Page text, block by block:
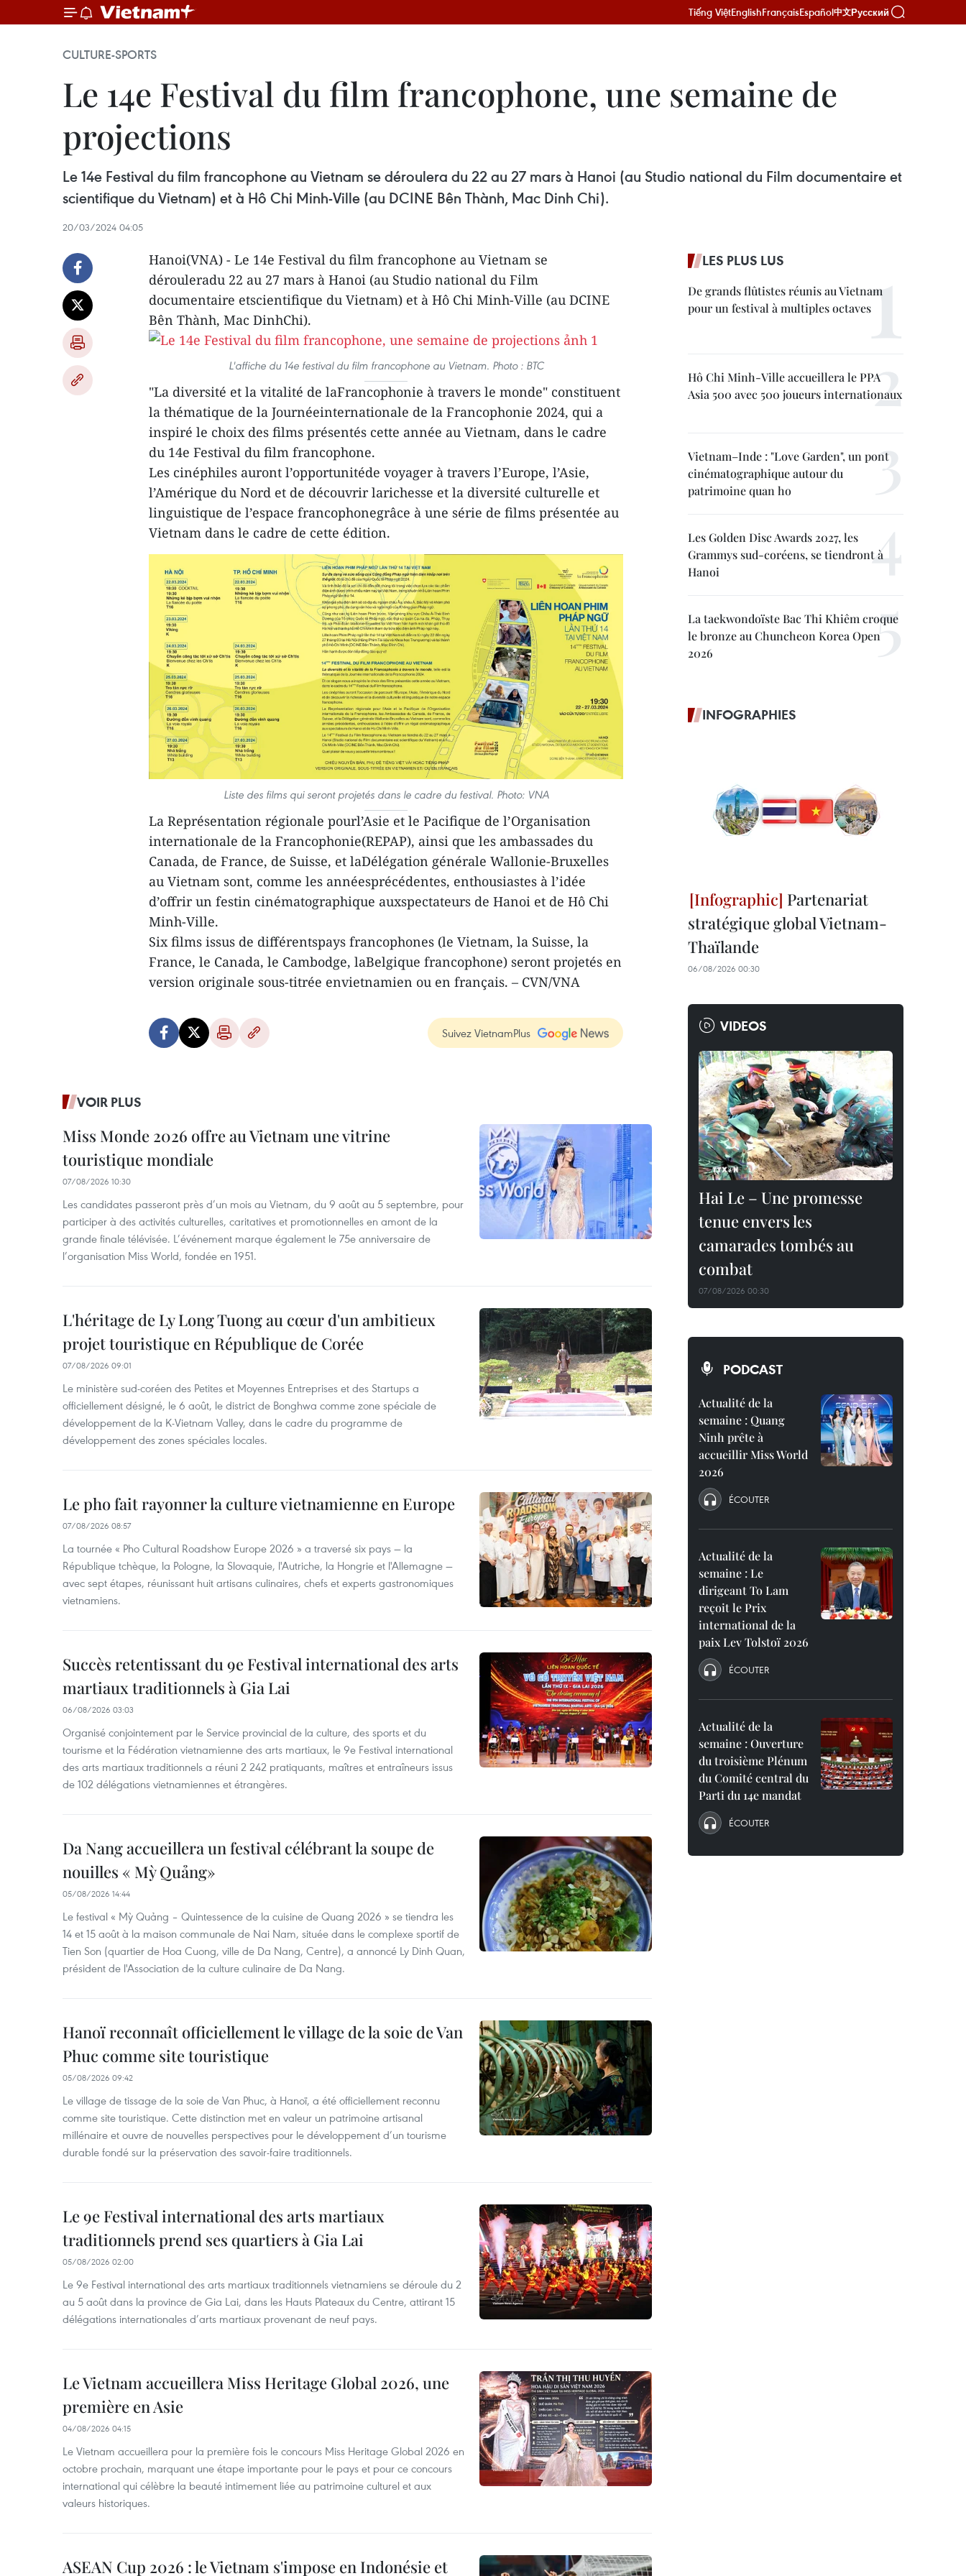
Tiếng ViệtEnglishFrançaisEspañol中文Русский
CULTURE-SPORTS
Le 14e Festival du film francophone, une semaine de
projections
Le 14e Festival du film francophone au Vietnam se déroulera du 22 au 27 mars à Hanoi (au Studio national du Film documentaire et
scientifique du Vietnam) et à Hô Chi Minh-Ville (au DCINE Bên Thành, Mac Dinh Chi).
20/03/2024 04:05
Hanoi(VNA) - Le 14e Festival du film francophone au Vietnam se
dérouleradu 22 au 27 mars à Hanoi (au Studio national du Film
documentaire etscientifique du Vietnam) et à Hô Chi Minh-Ville (au DCINE
Bên Thành, Mac DinhChi).
L'affiche du 14e festival du film francophone au Vietnam. Photo : BTC
"La diversité et la vitalité de laFrancophonie à travers le monde" constituent
la thématique de la Journéeinternationale de la Francophonie 2024, qui a
inspiré le choix des films présentés cette année au Vietnam, dans le cadre
du 14e Festival du film francophone.
Les cinéphiles auront l’opportunitéde voyager à travers l’Europe, l’Asie,
l’Amérique du Nord et de découvrir larichesse et la diversité culturelle et
linguistique de l’espace francophonegrâce à une série de films présentée au
Vietnam dans le cadre de cette édition.
Liste des films qui seront projetés dans le cadre du festival. Photo: VNA
La Représentation régionale pourl’Asie et le Pacifique de l’Organisation
internationale de la Francophonie(REPAP), ainsi que les ambassades du
Canada, de France, de Suisse, et laDélégation générale Wallonie-Bruxelles
au Vietnam sont, comme les annéesprécédentes, enthousiastes à l’idée
d’offrir un festin cinématographique auxspectateurs de Hanoi et de Hô Chi
Minh-Ville.
Six films issus de différentspays francophones (le Vietnam, la Suisse, la
France, le Canada, le Cambodge, laBelgique francophone) seront projetés en
version originale sous-titrée envietnamien ou en français. – CVN/VNA
Suivez VietnamPlus
VOIR PLUS
Miss Monde 2026 offre au Vietnam une vitrine
touristique mondiale
07/08/2026 10:30
Les candidates passeront près d’un mois au Vietnam, du 9 août au 5 septembre, pour
participer à des activités culturelles, caritatives et promotionnelles en amont de la
grande finale télévisée. L’événement marque également le 75e anniversaire de
l’organisation Miss World, fondée en 1951.
L'héritage de Ly Long Tuong au cœur d'un ambitieux
projet touristique en République de Corée
07/08/2026 09:01
Le ministère sud-coréen des Petites et Moyennes Entreprises et des Startups a
officiellement désigné, le 6 août, le district de Bonghwa comme zone spéciale de
développement de la K-Vietnam Valley, dans le cadre du programme de
développement des zones spéciales locales.
Le pho fait rayonner la culture vietnamienne en Europe
07/08/2026 08:57
La tournée « Pho Cultural Roadshow Europe 2026 » a traversé six pays — la
République tchèque, la Pologne, la Slovaquie, l'Autriche, la Hongrie et l'Allemagne —
avec sept étapes, réunissant huit artisans culinaires, chefs et experts gastronomiques
vietnamiens.
Succès retentissant du 9e Festival international des arts
martiaux traditionnels à Gia Lai
06/08/2026 03:03
Organisé conjointement par le Service provincial de la culture, des sports et du
tourisme et la Fédération vietnamienne des arts martiaux, le 9e Festival international
des arts martiaux traditionnels a réuni 2 242 pratiquants, maîtres et entraîneurs issus
de 102 délégations vietnamiennes et étrangères.
Da Nang accueillera un festival célébrant la soupe de
nouilles « Mỳ Quảng»
05/08/2026 14:44
Le festival « Mỳ Quảng – Quintessence de la cuisine de Quang 2026 » se tiendra les
14 et 15 août à la maison communale de Nai Nam, située dans le complexe sportif de
Tien Son (quartier de Hoa Cuong, ville de Da Nang, Centre), a annoncé Ly Dinh Quan,
président de l'Association de la culture culinaire de Da Nang.
Hanoï reconnaît officiellement le village de la soie de Van
Phuc comme site touristique
05/08/2026 09:42
Le village de tissage de la soie de Van Phuc, à Hanoï, a été officiellement reconnu
comme site touristique. Cette distinction met en valeur un patrimoine artisanal
millénaire et ouvre de nouvelles perspectives pour le développement d’un tourisme
durable fondé sur la préservation des savoir-faire traditionnels.
Le 9e Festival international des arts martiaux
traditionnels prend ses quartiers à Gia Lai
05/08/2026 02:00
Le 9e Festival international des arts martiaux traditionnels vietnamiens se déroule du 2
au 5 août dans la province de Gia Lai, dans les Hauts Plateaux du Centre, attirant 15
délégations internationales d’arts martiaux provenant de neuf pays.
Le Vietnam accueillera Miss Heritage Global 2026, une
première en Asie
04/08/2026 04:15
Le Vietnam accueillera pour la première fois le concours Miss Heritage Global 2026 en
octobre prochain, marquant une étape importante pour le pays et pour ce concours
international qui célèbre la beauté intimement liée au patrimoine culturel et aux
valeurs historiques.
ASEAN Cup 2026 : le Vietnam s'impose en Indonésie et
LES PLUS LUS
De grands flûtistes réunis au Vietnam
pour un festival à multiples octaves
Hô Chi Minh-Ville accueillera le PPA
Asia 500 avec 500 joueurs internationaux
Vietnam–Inde : "Love Garden", un pont
cinématographique autour du
patrimoine quan ho
Les Golden Disc Awards 2027, les
Grammys sud-coréens, se tiendront à
Hanoi
La taekwondoïste Bac Thi Khiêm croque
le bronze au Chuncheon Korea Open
2026
INFOGRAPHIES
Partenariat
stratégique global Vietnam-
Thaïlande
06/08/2026 00:30
VIDEOS
Hai Le – Une promesse
tenue envers les
camarades tombés au
combat
07/08/2026 00:30
PODCAST
Actualité de la
semaine : Quang
Ninh prête à
accueillir Miss World
2026
ÉCOUTER
Actualité de la
semaine : Le
dirigeant To Lam
reçoit le Prix
international de la
paix Lev Tolstoï 2026
ÉCOUTER
Actualité de la
semaine : Ouverture
du troisième Plénum
du Comité central du
Parti du 14e mandat
ÉCOUTER